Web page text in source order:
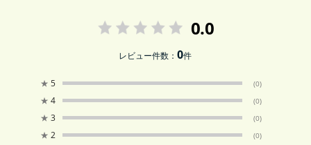
0.0
レビュー件数：0件
★ 5 (0)
★ 4 (0)
★ 3 (0)
★ 2 (0)